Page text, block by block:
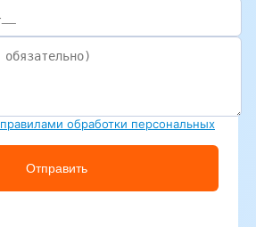
правилами обработки персональных
Отправить